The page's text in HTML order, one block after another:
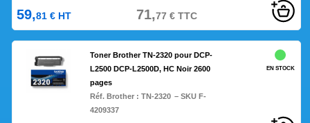
59,81 € HT 71,77 €TTC
Toner Brother TN-2320 pour DCP-
L2500 DCP-L2500D, HC Noir 2600
pages
Réf. Brother :TN-2320 – SKU F-
4209337
EN STOCK